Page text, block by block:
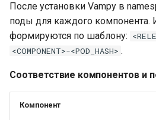
После установки Vampy в
поды для каждого компонента.
формируются по шаблону:
<COMPONENT>-<POD_HASH> .
Соответствие компонентов и
Компонент